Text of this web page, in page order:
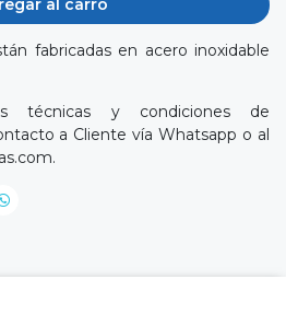
al carro
fabricadas en acero inoxidable
técnicas y condiciones de
a Cliente vía Whatsapp o al
.